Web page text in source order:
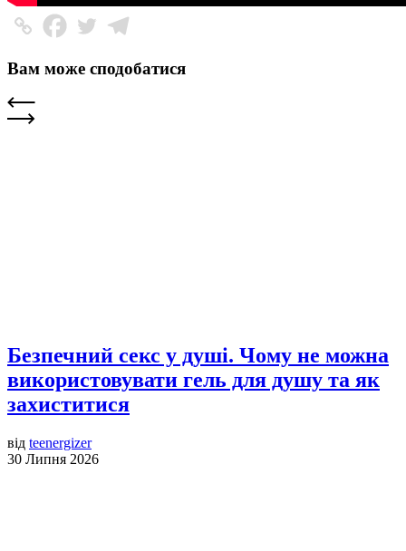
Вам може сподобатися
Безпечний секс у душі. Чому не можна
використовувати гель для душу та як
захиститися
від teenergizer
30 Липня 2026